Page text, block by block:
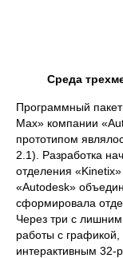
Среда
Программный
Max» компании
прототипом
2.1). Разработка
отделения
«Autodesk»
сформировала
Через три с
работы с
интерактивным